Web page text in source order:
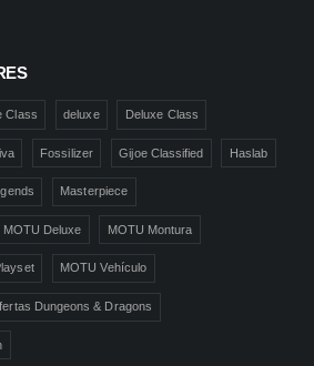
Class deluxe Deluxe Class
Fossilizer Gijoe Classified Haslab
Masterpiece
MOTU Deluxe MOTU Montura
MOTU Vehículo
Dungeons & Dragons